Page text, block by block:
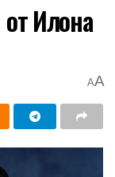
Илона
AA